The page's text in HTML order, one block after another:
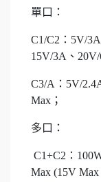
單口：
C1/C2：5V/
15V/3A、
C3/A：5V/
Max；
多口：
C1+C2：
Max (15V